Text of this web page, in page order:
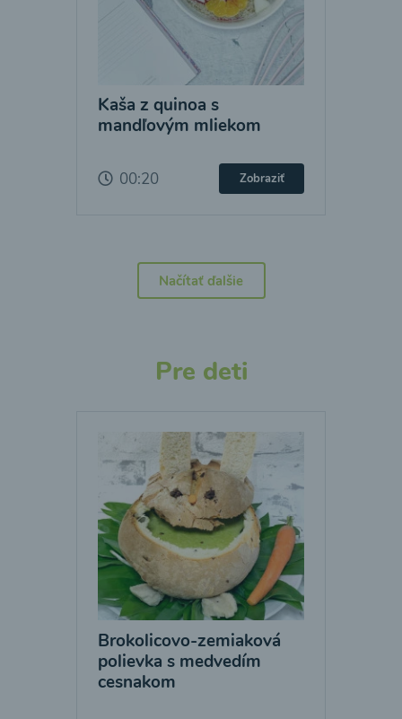
Kaša z quinoa s
mandľovým mliekom
00:20 Zobraziť
Načítať ďalšie
Pre deti
Brokolicovo-zemiaková
polievka s medvedím
cesnakom